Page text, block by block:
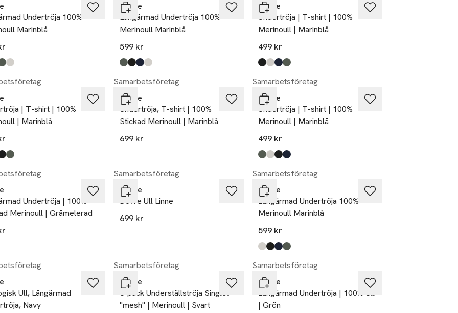
Undertröja 100%
Marinblå
finns i färgerna:
,,
Dovre
Långärmad Undertröja 100%
Merinoull Marinblå
599 kr
Produkten finns i färgerna:
green,
black,
navy,
nude,
Dovre
Undertröja | T-shirt | 100%
Merinoull | Marinblå
499 kr
Produkten finns i färgerna:
black,
nude,
navy,
green,
| T-shirt | 100%
| Marinblå
finns i färgerna:
,,
Samarbetsföretag
Dovre
Undertröja, T-shirt | 100%
Stickad Merinoull | Marinblå
699 kr
Samarbetsföretag
Dovre
Undertröja | T-shirt | 100%
Merinoull | Marinblå
499 kr
Produkten finns i färgerna:
green,
nude,
black,
navy,
Undertröja | 100%
Merinoull | Gråmelerad
Samarbetsföretag
Dovre
Dovre Ull Linne
699 kr
Samarbetsföretag
Dovre
Långärmad Undertröja 100%
Merinoull Marinblå
599 kr
Produkten finns i färgerna:
nude,
black,
navy,
green,
Ull, Långärmad
Navy
Samarbetsföretag
Dovre
3-pack Underställströja Singlet
"mesh" | Merinoull | Svart
Samarbetsföretag
Dovre
Långärmad Undertröja | 100% Ull
| Grön